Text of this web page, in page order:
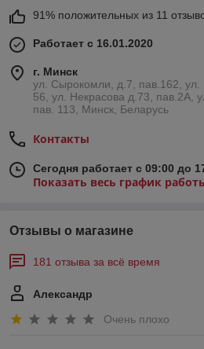
91% положительных из 11
Работает с 16.01.2020
г. Минск
ул. Сырокомли, д.7, пав.162,
56, ул. Некрасова д.73, пав.2А,
пав. 113, Минск, Беларусь
Контакты
Сегодня работает с 09:00 до
Показать весь график
Отзывы о магазине
181 отзыва за всё время
Александр
Очень плохо